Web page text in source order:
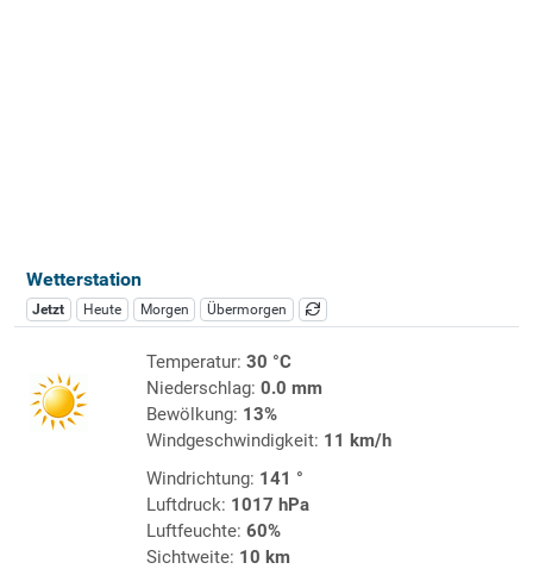
Wetterstation
Jetzt Heute Morgen Übermorgen
Temperatur: 30 °C
Niederschlag: 0.0 mm
Bewölkung: 13%
Windgeschwindigkeit: 11 km/h
Windrichtung: 141 °
Luftdruck: 1017 hPa
Luftfeuchte: 60%
Sichtweite: 10 km